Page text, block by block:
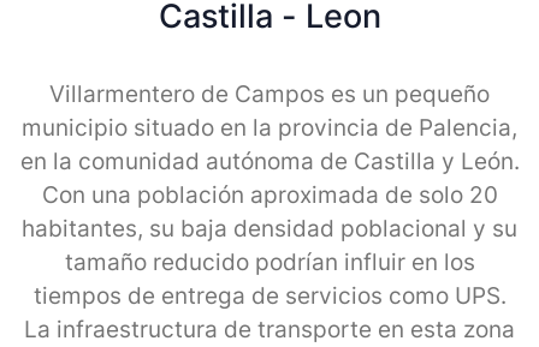
Castilla - Leon
Villarmentero de Campos es un pequeño
municipio situado en la provincia de Palencia,
en la comunidad autónoma de Castilla y León.
Con una población aproximada de solo 20
habitantes, su baja densidad poblacional y su
tamaño reducido podrían influir en los
tiempos de entrega de servicios como UPS.
La infraestructura de transporte en esta zona